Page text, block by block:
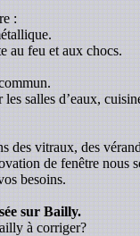
:
au feu et aux chocs.
salles d’eaux,
vitraux, des
de fenêtre nous
besoins.
sur Bailly.
à corriger?